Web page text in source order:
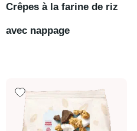
Crêpes à la farine de riz
avec nappage